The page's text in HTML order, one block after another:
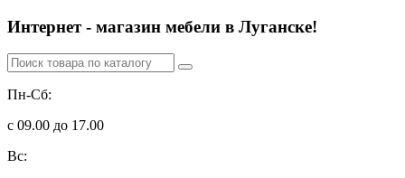
Интернет - магазин мебели в Луганске!
Пн-Сб:
с 09.00 до 17.00
Вс: